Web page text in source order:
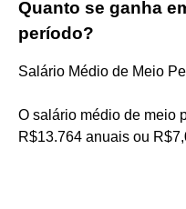
Quanto se ganha
período?
Salário Médio de Meio
O salário médio de meio
R$13.764 anuais ou